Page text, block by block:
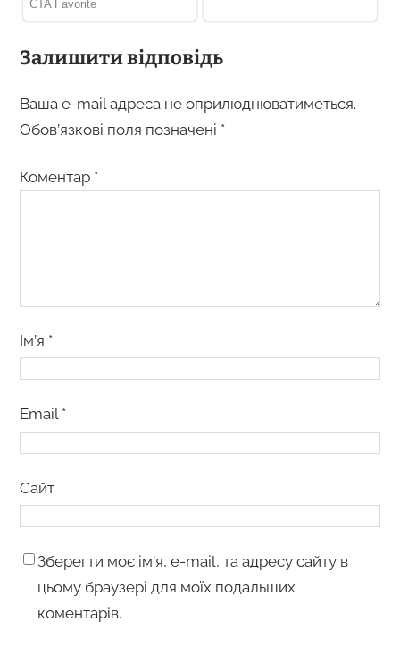
Залишити відповідь
Ваша e-mail адреса не оприлюднюватиметься.
Обов’язкові поля позначені *
Коментар *
Ім’я *
Email *
Сайт
Зберегти моє ім’я, e-mail, та адресу сайту в
цьому браузері для моїх подальших
коментарів.